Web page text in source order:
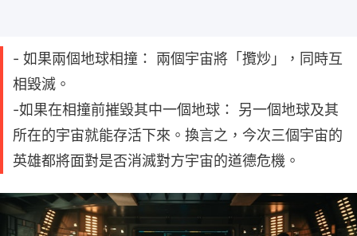
- 如果兩個地球相撞： 兩個宇宙將「攬炒」，同時互
相毀滅。
-如果在相撞前摧毀其中一個地球： 另一個地球及其
所在的宇宙就能存活下來。換言之，今次三個宇宙的
英雄都將面對是否消滅對方宇宙的道德危機。